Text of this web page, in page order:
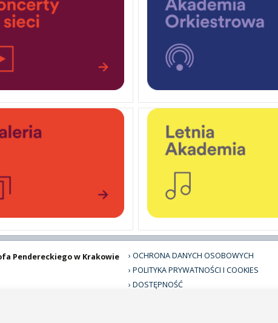
Pendereckiego w Krakowie
OCHRONA DANYCH OSOBOWYCH
POLITYKA PRYWATNOŚCI I COOKIES
DOSTĘPNOŚĆ